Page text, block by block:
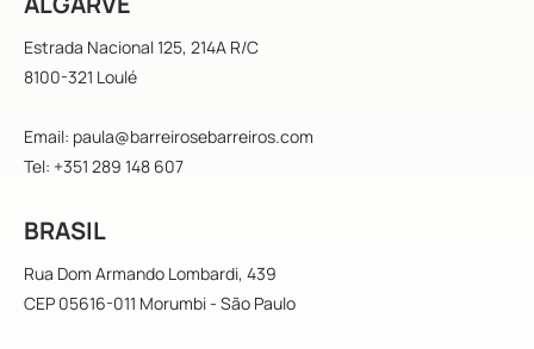
Estrada Nacional 125, 214A R/C
8100-321 Loulé
Email: paula@barreirosebarreiros.com
Tel: +351 289 148 607
BRASIL
Rua Dom Armando Lombardi, 439
CEP 05616-011 Morumbi - São Paulo